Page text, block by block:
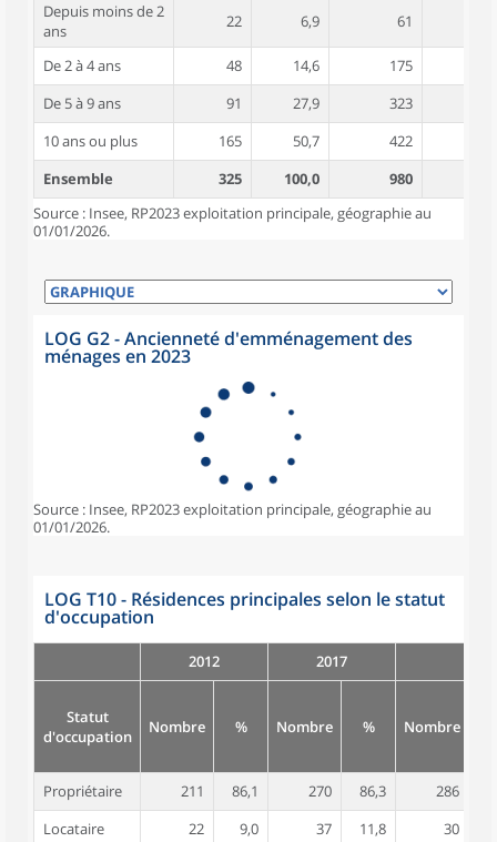
Depuis moins de 2
ans
22 6,9 61
De 2 à 4 ans 48 14,6 175
De 5 à 9 ans
91 27,9 323
10 ans ou plus
165 50,7 422
Ensemble
325 100,0 980
Source : Insee, RP2023 exploitation principale, géographie au
01/01/2026.
LOG G2 - Ancienneté d'emménagement des
ménages en 2023
Source : Insee, RP2023 exploitation principale, géographie au
01/01/2026.
LOG T10 - Résidences principales selon le statut
d'occupation
2012 2017
Statut
d'occupation
Nombre % Nombre % Nombre
Propriétaire 211 86,1 270 86,3 286
Locataire
22 9,0 37 11,8 30